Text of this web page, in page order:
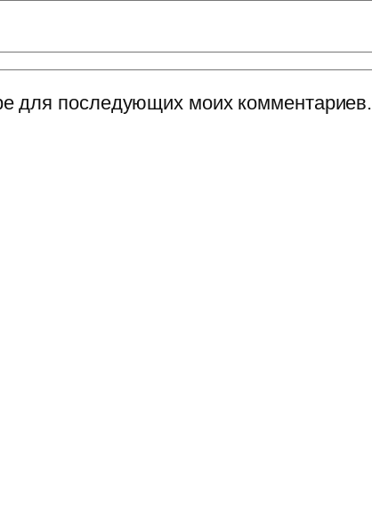
для последующих моих комментариев.